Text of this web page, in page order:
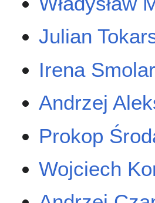
Julian
Irena
Andrzej
Prokop
Wojciech